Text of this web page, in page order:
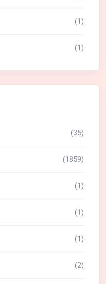
(1)
(1)
(35)
(1859)
(1)
(1)
(1)
(2)